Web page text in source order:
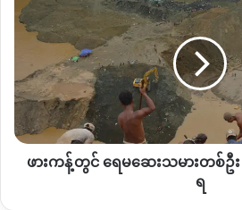
အရာတော်မြောက်နယ်သို့ ကို ၀င်‌ရော
၇၇တပ်သည် ရွာ ၇ ရွာမှ နေအိမ်၁၀၀ကျေ
ပြည်သူများ၏စပါးကျီများလယ်ယာသုံးပ
ခဲ့သည်ဟု သိရသည်။
“ဟင်္သာမှာက သူတို့ကာကွယ်ရေးတပ်ဖွဲ့
ဆိုပြီးသတင်းပေါက်တာဗျာ အဲ့ချိန်က‌စပ
အဆက်မပြတ်ဝင်လာတဲ့အချိန်မှာ အကုန်ပ
တို့က ရွာထဲသောင်းကျန်း ကျန်နေတဲ့
ကြိမ်
မြောက်
က
မ
ဆေးသမား
တ
စ်
ဖားကန့်တွင် ရေမဆေးသမားတစ်
ရ